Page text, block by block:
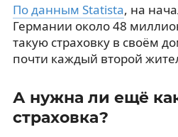
По данным Statista, на
Германии около 48
такую страховку в своём
почти каждый второй
А нужна ли ещё
страховка?